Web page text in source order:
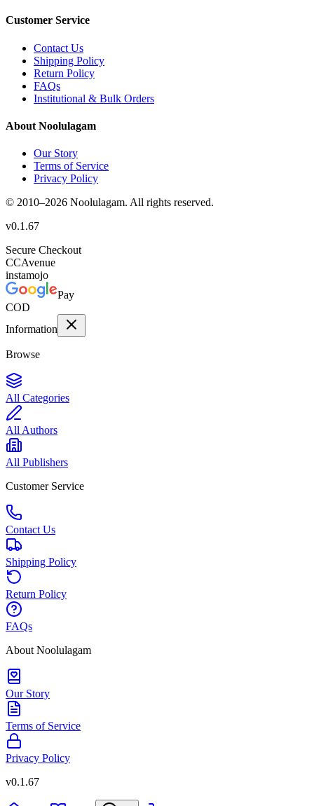
Customer Service
Contact Us
Shipping Policy
Return Policy
FAQs
Institutional & Bulk Orders
About Noolulagam
Our Story
Terms of Service
Privacy Policy
© 2010–2026 Noolulagam. All rights reserved.
v0.1.67
Secure Checkout
CCAvenue
instamojo
Pay
COD
Information
Browse
All Categories
All Authors
All Publishers
Customer Service
Contact Us
Shipping Policy
Return Policy
FAQs
About Noolulagam
Our Story
Terms of Service
Privacy Policy
v0.1.67